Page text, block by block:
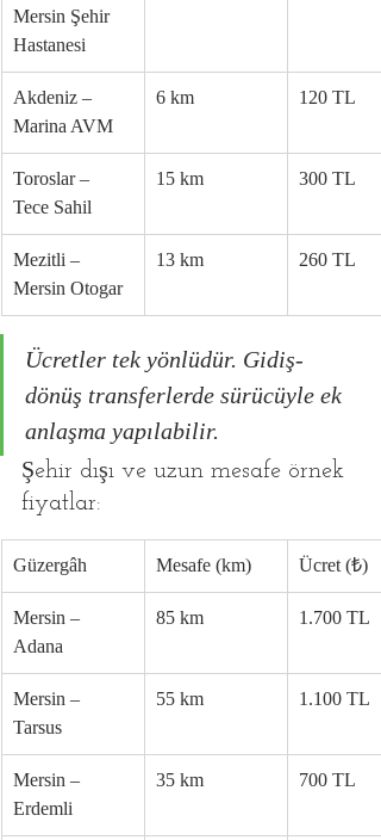
Mersin Şehir
Hastanesi
Akdeniz –
Marina AVM
6 km 120 TL
Toroslar –
Tece Sahil
15 km 300 TL
Mezitli –
Mersin Otogar
13 km 260 TL
Ücretler tek yönlüdür. Gidiş-
dönüş transferlerde sürücüyle ek
anlaşma yapılabilir.
Şehir dışı ve uzun mesafe örnek
fiyatlar:
Güzergâh Mesafe (km) Ücret (₺)
Mersin –
Adana
85 km 1.700 TL
Mersin –
Tarsus
55 km 1.100 TL
Mersin –
Erdemli
35 km 700 TL